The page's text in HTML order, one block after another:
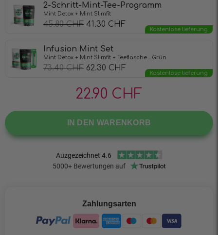
2-Schritt-Mint-Tee-Programm
Mint Detox + Mint Slimfit
45.80CHF 41.30 CHF
Kostenlose lieferung
Infusion Mint Set
Mint Detox + Mint Slimfit + Teeflasche – Grün
73.40CHF 62.30 CHF
Kostenlose lieferung
22.90 CHF
IN DEN WARENKORB
Zahlungsarten